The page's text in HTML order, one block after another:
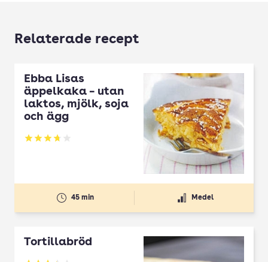
Relaterade recept
Ebba Lisas
äppelkaka – utan
laktos, mjölk, soja
och ägg
Betyg: 3.75 av 5
45 min Medel
Tortillabröd